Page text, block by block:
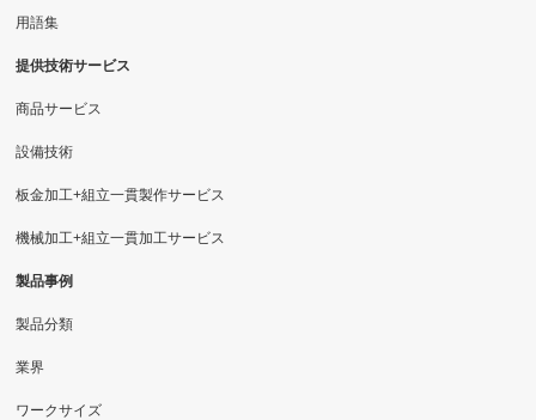
用語集
提供技術サービス
商品サービス
設備技術
板金加工+組立一貫製作サービス
機械加工+組立一貫加工サービス
製品事例
製品分類
業界
ワークサイズ